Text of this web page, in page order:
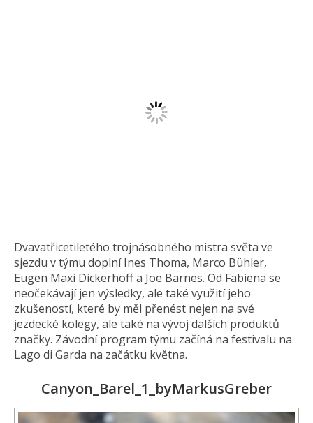
Dvavatřicetiletého trojnásobného mistra světa ve
sjezdu v týmu doplní Ines Thoma, Marco Bühler,
Eugen Maxi Dickerhoff a Joe Barnes. Od Fabiena se
neočekávají jen výsledky, ale také využití jeho
zkušeností, které by měl přenést nejen na své
jezdecké kolegy, ale také na vývoj dalších produktů
značky. Závodní program týmu začíná na festivalu na
Lago di Garda na začátku května.
Canyon_Barel_1_byMarkusGreber